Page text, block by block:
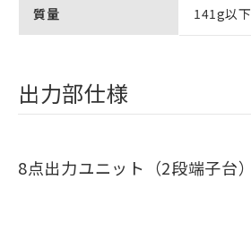
質量 141g以下
出力部仕様
8点出力ユニット（2段端子台）